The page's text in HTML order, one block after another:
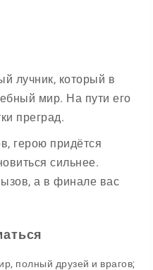
лучник, который в
мир. На пути его
преград.
герою придётся
сильнее.
а в финале вас
полный друзей и врагов;